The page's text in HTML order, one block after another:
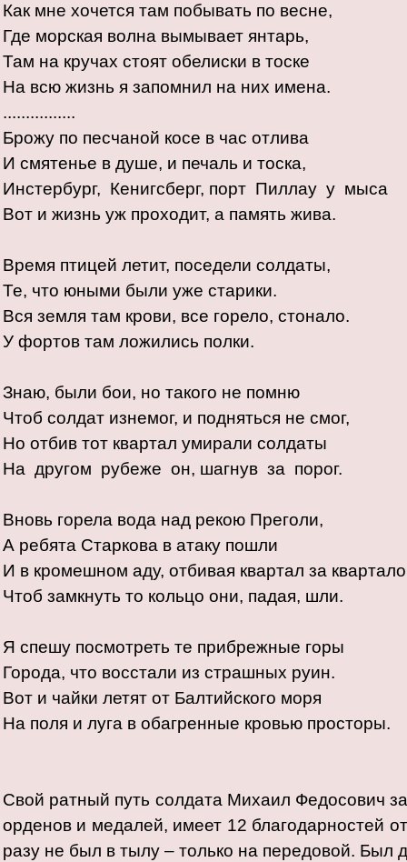
Как мне хочется там побывать по весне,
Где морская волна вымывает янтарь,
Там на кручах стоят обелиски в тоске
На всю жизнь я запомнил на них имена.
................
Брожу по песчаной косе в час отлива
И смятенье в душе, и печаль и тоска,
Инстербург, Кенигсберг, порт Пиллау у мыса
Вот и жизнь уж проходит, а память жива.
Время птицей летит, поседели солдаты,
Те, что юными были уже старики.
Вся земля там крови, все горело, стонало.
У фортов там ложились полки.
Знаю, были бои, но такого не помню
Чтоб солдат изнемог, и подняться не смог,
Но отбив тот квартал умирали солдаты
На другом рубеже он, шагнув за порог.
Вновь горела вода над рекою Преголи,
А ребята Старкова в атаку пошли
И в кромешном аду, отбивая квартал за
Чтоб замкнуть то кольцо они, падая, шли.
Я спешу посмотреть те прибрежные горы
Города, что восстали из страшных руин.
Вот и чайки летят от Балтийского моря
На поля и луга в обагренные кровью просторы.
Свой ратный путь солдата Михаил Федосович
орденов и медалей, имеет 12 благодарностей
разу не был в тылу – только на передовой. Был